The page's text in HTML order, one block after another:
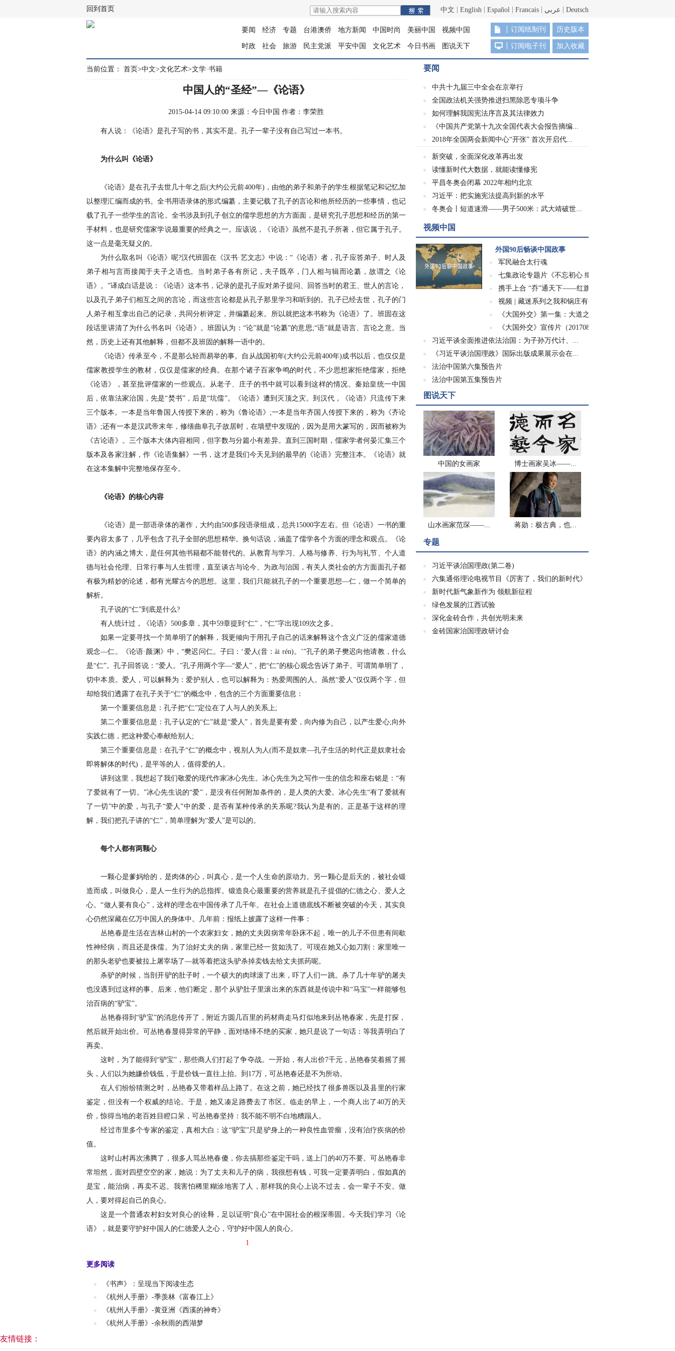
回到首页 中文 English Español Francais عربي Deutsch
要闻 经济 专题 台港澳侨 地方新闻 中国时尚 美丽中国 视频中国
时政 社会 旅游 民主党派 平安中国 文化艺术 今日书画 图说天下
订阅纸制刊 历史版本
订阅电子刊 加入收藏
要闻
中共十九届三中全会在京举行
全国政法机关强势推进扫黑除恶专项斗争
如何理解我国宪法序言及其法律效力
《中国共产党第十九次全国代表大会报告摘编...
2018年全国两会新闻中心“开张” 首次开启代...
新突破，全面深化改革再出发
读懂新时代大数据，就能读懂修宪
平昌冬奥会闭幕 2022年相约北京
习近平：把实施宪法提高到新的水平
冬奥会丨短道速滑——男子500米：武大靖破世...
视频中国
外国90后畅谈中国政事
军民融合太行魂
七集政论专题片《不忘初心 继续前进》
携手上合 “乔”通天下——红旗渠精神走进世...
视频 | 藏迷系列之我和锅庄有个约会
《大国外交》第一集：大道之行
《大国外交》宣传片（20170826）
习近平谈全面推进依法治国：为子孙万代计、...
《习近平谈治国理政》国际出版成果展示会在...
法治中国第六集预告片
法治中国第五集预告片
图说天下
中国的女画家 博士画家吴冰——...
山水画家范琛——... 蒋勋：极古典，也...
专题
习近平谈治国理政(第二卷)
六集通俗理论电视节目《厉害了，我们的新时代》
新时代新气象新作为 领航新征程
绿色发展的江西试验
深化金砖合作，共创光明未来
金砖国家治国理政研讨会
当前位置： 首页>中文>文化艺术>文学·书籍
中国人的“圣经”—《论语》
2015-04-14 09:10:00 来源：今日中国 作者：李荣胜
有人说：《论语》是孔子写的书，其实不是。孔子一辈子没有自己写过一本书。
为什么叫《论语》
《论语》是在孔子去世几十年之后(大约公元前400年)，由他的弟子和弟子的学生根据笔记和记忆加
以整理汇编而成的书。全书用语录体的形式编纂，主要记载了孔子的言论和他所经历的一些事情，也记
载了孔子一些学生的言论。全书涉及到孔子创立的儒学思想的方方面面，是研究孔子思想和经历的第一
手材料，也是研究儒家学说最重要的经典之一。应该说，《论语》虽然不是孔子所著，但它属于孔子。
这一点是毫无疑义的。
为什么取名叫《论语》呢?汉代班固在《汉书·艺文志》中说：“《论语》者，孔子应答弟子、时人及
弟子相与言而接闻于夫子之语也。当时弟子各有所记，夫子既卒，门人相与辑而论纂，故谓之《论
语》。”译成白话是说：《论语》这本书，记录的是孔子应对弟子提问、回答当时的君王、世人的言论，
以及孔子弟子们相互之间的言论，而这些言论都是从孔子那里学习和听到的。孔子已经去世，孔子的门
人弟子相互拿出自己的记录，共同分析评定，并编纂起来。所以就把这本书称为《论语》了。班固在这
段话里讲清了为什么书名叫《论语》。班固认为：“论”就是“论纂”的意思;“语”就是语言、言论之意。当
然，历史上还有其他解释，但都不及班固的解释一语中的。
《论语》传承至今，不是那么轻而易举的事。自从战国初年(大约公元前400年)成书以后，也仅仅是
儒家教授学生的教材，仅仅是儒家的经典。在那个诸子百家争鸣的时代，不少思想家拒绝儒家，拒绝
《论语》，甚至批评儒家的一些观点。从老子、庄子的书中就可以看到这样的情况。秦始皇统一中国
后，依靠法家治国，先是“焚书”，后是“坑儒”。《论语》遭到灭顶之灾。到汉代，《论语》只流传下来
三个版本。一本是当年鲁国人传授下来的，称为《鲁论语》;一本是当年齐国人传授下来的，称为《齐论
语》;还有一本是汉武帝末年，修缮曲阜孔子故居时，在墙壁中发现的，因为是用大篆写的，因而被称为
《古论语》。三个版本大体内容相同，但字数与分篇小有差异。直到三国时期，儒家学者何晏汇集三个
版本及各家注解，作《论语集解》一书，这才是我们今天见到的最早的《论语》完整注本。《论语》就
在这本集解中完整地保存至今。
《论语》的核心内容
《论语》是一部语录体的著作，大约由500多段语录组成，总共15000字左右。但《论语》一书的重
要内容太多了，几乎包含了孔子全部的思想精华。换句话说，涵盖了儒学各个方面的理念和观点。《论
语》的内涵之博大，是任何其他书籍都不能替代的。从教育与学习、人格与修养、行为与礼节、个人道
德与社会伦理、日常行事与人生哲理，直至谈古与论今、为政与治国，有关人类社会的方方面面孔子都
有极为精妙的论述，都有光耀古今的思想。这里，我们只能就孔子的一个重要思想—仁，做一个简单的
解析。
孔子说的“仁”到底是什么?
有人统计过，《论语》500多章，其中59章提到“仁”，“仁”字出现109次之多。
如果一定要寻找一个简单明了的解释，我更倾向于用孔子自己的话来解释这个含义广泛的儒家道德
观念—仁。《论语·颜渊》中，“樊迟问仁。子曰：‘爱人(音：ài rén)。’”孔子的弟子樊迟向他请教，什么
是“仁”。孔子回答说：“爱人。”孔子用两个字—“爱人”，把“仁”的核心观念告诉了弟子。可谓简单明了，
切中本质。爱人，可以解释为：爱护别人，也可以解释为：热爱周围的人。虽然“爱人”仅仅两个字，但
却给我们透露了在孔子关于“仁”的概念中，包含的三个方面重要信息：
第一个重要信息是：孔子把“仁”定位在了人与人的关系上;
第二个重要信息是：孔子认定的“仁”就是“爱人”，首先是要有爱，向内修为自己，以产生爱心;向外
实践仁德，把这种爱心奉献给别人;
第三个重要信息是：在孔子“仁”的概念中，视别人为人(而不是奴隶—孔子生活的时代正是奴隶社会
即将解体的时代)，是平等的人，值得爱的人。
讲到这里，我想起了我们敬爱的现代作家冰心先生。冰心先生为之写作一生的信念和座右铭是：“有
了爱就有了一切。”冰心先生说的“爱”，是没有任何附加条件的，是人类的大爱。冰心先生“有了爱就有
了一切”中的爱，与孔子“爱人”中的爱，是否有某种传承的关系呢?我认为是有的。正是基于这样的理
解，我们把孔子讲的“仁”，简单理解为“爱人”是可以的。
每个人都有两颗心
一颗心是爹妈给的，是肉体的心，叫真心，是一个人生命的原动力。另一颗心是后天的，被社会锻
造而成，叫做良心，是人一生行为的总指挥。锻造良心最重要的营养就是孔子提倡的仁德之心、爱人之
心。“做人要有良心”，这样的理念在中国传承了几千年。在社会上道德底线不断被突破的今天，其实良
心仍然深藏在亿万中国人的身体中。几年前：报纸上披露了这样一件事：
丛艳春是生活在吉林山村的一个农家妇女，她的丈夫因病常年卧床不起，唯一的儿子不但患有间歇
性神经病，而且还是侏儒。为了治好丈夫的病，家里已经一贫如洗了。可现在她又心如刀割：家里唯一
的那头老驴也要被拉上屠宰场了—就等着把这头驴杀掉卖钱去给丈夫抓药呢。
杀驴的时候，当剖开驴的肚子时，一个硕大的肉球滚了出来，吓了人们一跳。杀了几十年驴的屠夫
也没遇到过这样的事。后来，他们断定，那个从驴肚子里滚出来的东西就是传说中和“马宝”一样能够包
治百病的“驴宝”。
丛艳春得到“驴宝”的消息传开了，附近方圆几百里的药材商走马灯似地来到丛艳春家，先是打探，
然后就开始出价。可丛艳春显得异常的平静，面对络绎不绝的买家，她只是说了一句话：等我弄明白了
再卖。
这时，为了能得到“驴宝”，那些商人们打起了争夺战。一开始，有人出价7千元，丛艳春笑着摇了摇
头，人们以为她嫌价钱低，于是价钱一直往上抬。到17万，可丛艳春还是不为所动。
在人们纷纷猜测之时，丛艳春又带着样品上路了。在这之前，她已经找了很多兽医以及县里的行家
鉴定，但没有一个权威的结论。于是，她又凑足路费去了市区。临走的早上，一个商人出了40万的天
价，惊得当地的老百姓目瞪口呆，可丛艳春坚持：我不能不明不白地糟蹋人。
经过市里多个专家的鉴定，真相大白：这“驴宝”只是驴身上的一种良性血管瘤，没有治疗疾病的价
值。
这时山村再次沸腾了，很多人骂丛艳春傻，你去搞那些鉴定干吗，送上门的40万不要。可丛艳春非
常坦然，面对四壁空空的家，她说：为了丈夫和儿子的病，我很想有钱，可我一定要弄明白，假如真的
是宝，能治病，再卖不迟。我害怕稀里糊涂地害了人，那样我的良心上说不过去，会一辈子不安。做
人，要对得起自己的良心。
这是一个普通农村妇女对良心的诠释，足以证明“良心”在中国社会的根深蒂固。今天我们学习《论
语》，就是要守护好中国人的仁德爱人之心，守护好中国人的良心。
1
更多阅读
《书声》：呈现当下阅读生态
《杭州人手册》-季羡林《富春江上》
《杭州人手册》-黄亚洲《西溪的神奇》
《杭州人手册》-余秋雨的西湖梦
友情链接：